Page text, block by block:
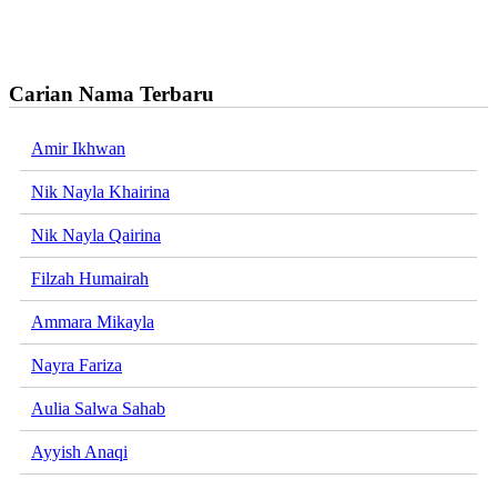
Carian Nama Terbaru
Amir Ikhwan
Nik Nayla Khairina
Nik Nayla Qairina
Filzah Humairah
Ammara Mikayla
Nayra Fariza
Aulia Salwa Sahab
Ayyish Anaqi